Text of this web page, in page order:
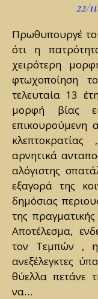
22/
Πρωθυπουργέ του «μη χείρον βέλτιστον», νομίζω
ότι η
χειρότερη
φτωχοποίηση
τελευταία 13
μορφή βίας
επικουρούμενη
αρνητικά
αλόγιστης
εξαγορά της
δημόσιας
της
Αποτέλεσμα,
τον Τεμπών , η
ανεξέλεγκτες
θύελλα πετάνε
να…